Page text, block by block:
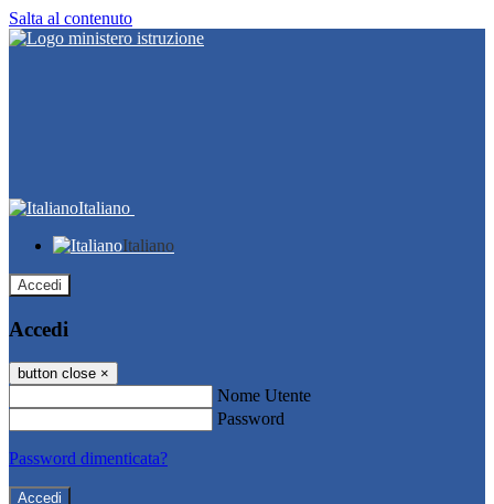
Salta al contenuto
Italiano
Italiano
Accedi
Accedi
button close ×
Nome Utente
Password
Password dimenticata?